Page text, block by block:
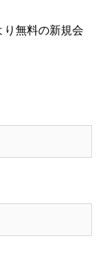
無料の新規会